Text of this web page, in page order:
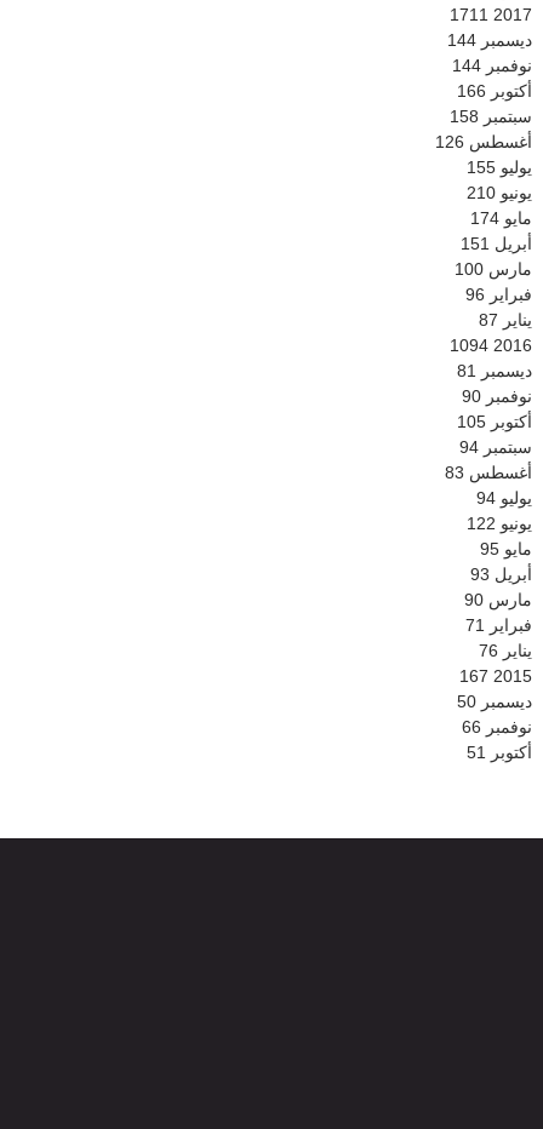
2017
1711
ديسمبر 144
نوفمبر 144
أكتوبر 166
سبتمبر 158
أغسطس 126
يوليو 155
يونيو 210
مايو 174
أبريل 151
مارس 100
فبراير 96
يناير 87
2016
1094
ديسمبر
81
نوفمبر 90
أكتوبر 105
سبتمبر 94
أغسطس 83
يوليو 94
يونيو 122
مايو 95
أبريل 93
مارس 90
فبراير
71
يناير 76
2015
167
ديسمبر 50
نوفمبر 66
أكتوبر
51